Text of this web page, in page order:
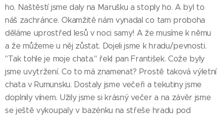
ho. Naštěstí jsme daly na Marušku a stoply ho. A byl to
náš zachránce. Okamžitě nám vynadal co tam proboha
děláme uprostřed lesů v noci samy! A že musíme k němu
a že můžeme u něj zůstat. Dojeli jsme k hradu/pevnosti.
"Tak tohle je moje chata." řekl pan František. Cože byly
jsme uvytržení. Co to má znamenat? Prostě taková výletní
chata v Rumunsku. Dostaly jsme večeři a tekutiny jsme
doplnily vínem. Užily jsme si krásný večer a na závěr jsme
se ještě vykoupaly v bazénku na střeše hradu pod